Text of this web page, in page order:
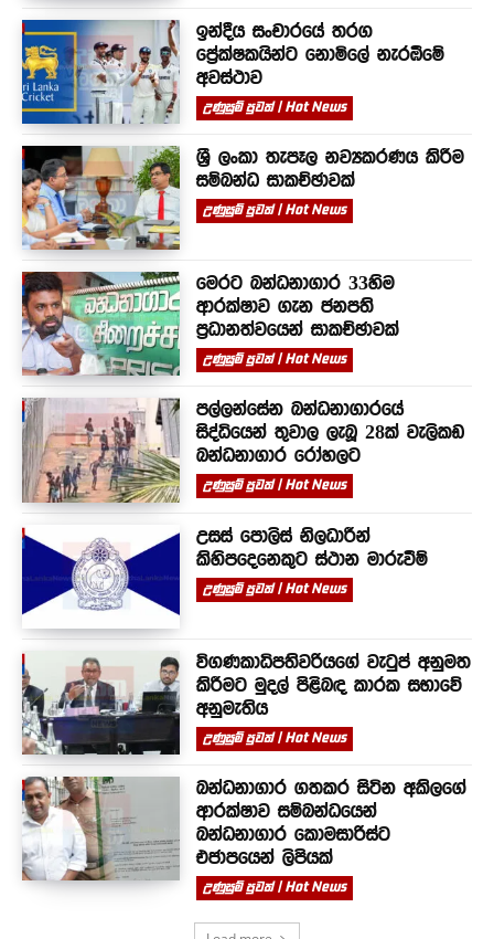
ඉන්දීය සංචාරයේ තරග
ප්‍රේක්ෂකයින්ට නොමිලේ නැරඹීමේ
අවස්ථාව
උණුසුම් පුවත් | Hot News
ශ්‍රී ලංකා තැපෑල නව්‍යකරණය කිරීම
සම්බන්ධ සාකච්ඡාවක්
උණුසුම් පුවත් | Hot News
මෙරට බන්ධනාගාර 33හිම
ආරක්ෂාව ගැන ජනපති
ප්‍රධානත්වයෙන් සාකච්ඡාවක්
උණුසුම් පුවත් | Hot News
පල්ලන්සේන බන්ධනාගාරයේ
සිද්ධියෙන් තුවාල ලැබූ 28ක් වැලිකඩ
බන්ධනාගාර රෝහලට
උණුසුම් පුවත් | Hot News
උසස් පොලිස් නිලධාරීන්
කිහිපදෙනෙකුට ස්ථාන මාරුවීම්
උණුසුම් පුවත් | Hot News
විගණකාධිපතිවරියගේ වැටුප් අනුමත
කිරීමට මුදල් පිළිබඳ කාරක සභාවේ
අනුමැතිය
උණුසුම් පුවත් | Hot News
බන්ධනාගාර ගතකර සිටින අකිලගේ
ආරක්ෂාව සම්බන්ධයෙන්
බන්ධනාගාර කොමසාරිස්ට
එජාපයෙන් ලිපියක්
උණුසුම් පුවත් | Hot News